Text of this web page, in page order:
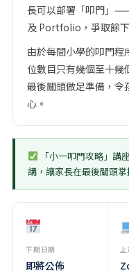
長可以部署「叩門」
及 Portfolio，爭取餘下
由於每間小學的叩門
位數目只有幾個至十
最後關頭做足準備，令
心。
「小一叩門攻略」講
講，讓家長在最後關頭
下期日期
即將公佈